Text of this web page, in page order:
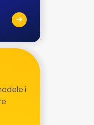
i